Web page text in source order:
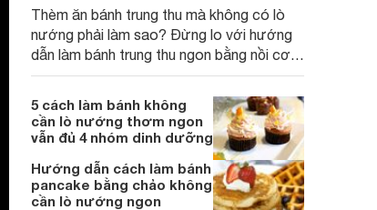
Thèm ăn bánh trung thu mà không có lò
nướng phải làm sao? Đừng lo với hướng
dẫn làm bánh trung thu ngon bằng nồi cơm
điện sau từ Websosanh.vn chắc chắn bạn
sẽ được tự tay làm bánh nướng ngon, đạt
chuẩn cho cả gia đình thưởng thức. Nào
xem ngay:
5 cách làm bánh không
cần lò nướng thơm ngon
vẫn đủ 4 nhóm dinh dưỡng
Hướng dẫn cách làm bánh
pancake bằng chảo không
cần lò nướng ngon